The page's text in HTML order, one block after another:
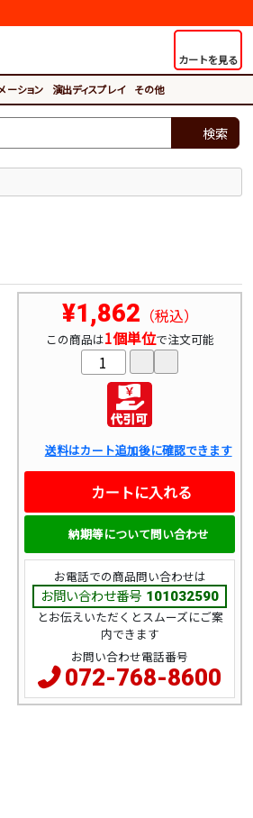
カートを見る
ーション 演出ディスプレイ その他
検索
¥1,862 （税込）
この商品は1個単位で注文可能
送料はカート追加後に確認できます
カートに入れる
納期等について問い合わせ
お電話での商品問い合わせは
お問い合わせ番号 101032590
とお伝えいただくとスムーズにご案
内できます
お問い合わせ電話番号
072-768-8600